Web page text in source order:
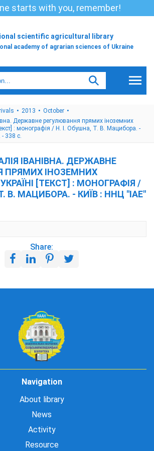
starts with you, remember!
scientific agricultural library
academy of agrarian sciences of Ukraine
2013
October
Державне регулювання прямих іноземних
: монографія / Н. І. Обушна, Т. В. Мацибора. -
- 338 с.
ІВАНІВНА. ДЕРЖАВНЕ
ПРЯМИХ ІНОЗЕМНИХ
[ТЕКСТ] : МОНОГРАФІЯ /
В. МАЦИБОРА. - КИЇВ : ННЦ "ІАЕ"
Share:
Navigation
About library
News
Activity
Resource